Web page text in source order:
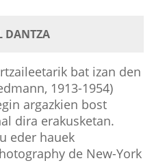
DANTZA
bat izan den
1913-1954)
argazkien bost
dira erakusketan.
eder hauek
de New-York